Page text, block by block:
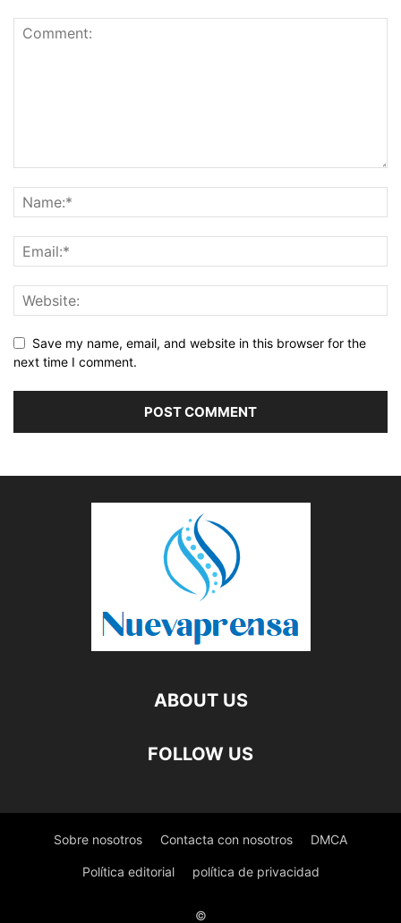
Save my name, email, and website in this browser for the
next time I comment.
ABOUT US
FOLLOW US
Sobre nosotros Contacta con nosotros DMCA
Política editorial política de privacidad
©